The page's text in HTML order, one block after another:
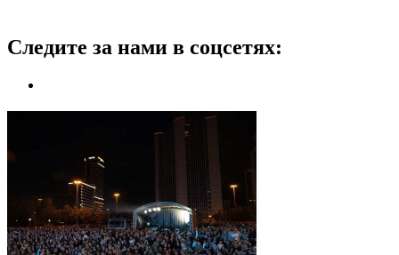
Следите за нами в соцсетях: